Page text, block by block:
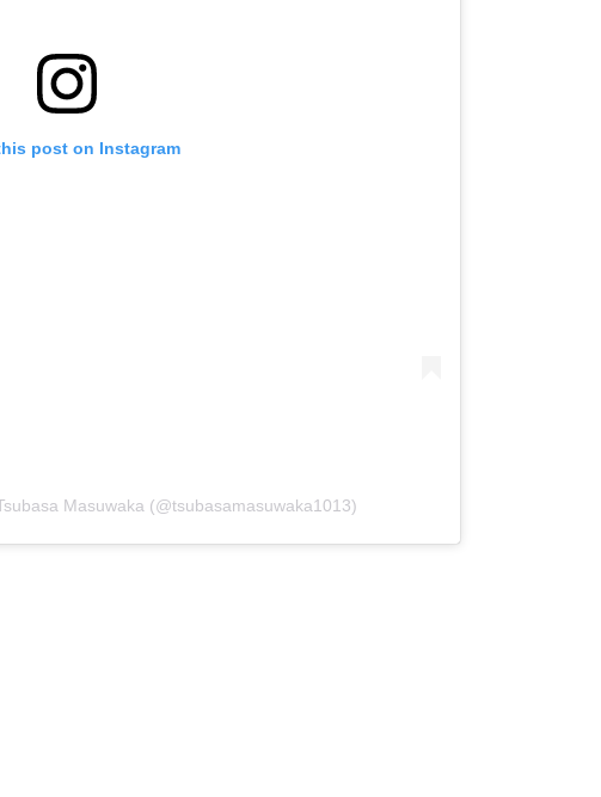
post on Instagram
Masuwaka (@tsubasamasuwaka1013)